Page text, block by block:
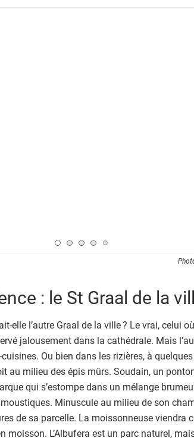
Page 1
Page 2
Page 3
Page 4
Page 5
: le St Graal de la
elle l’autre Graal de la ville ? Le vrai, celui
jalousement dans la cathédrale. Mais
Ou bien dans les rizières, à
au milieu des épis mûrs. Soudain, un
qui s’estompe dans un mélange
Minuscule au milieu de son
de sa parcelle. La moissonneuse viendra
moisson. L’Albufera est un parc naturel,